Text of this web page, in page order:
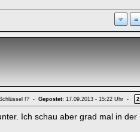
!? - Gepostet: 17.09.2013 - 15:22 Uhr - 2
Ich schau aber grad mal in der